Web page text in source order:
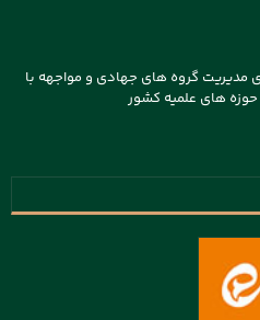
مدیریت گروه های جهادی و مواجهه با
حوزه های علمیه کشور